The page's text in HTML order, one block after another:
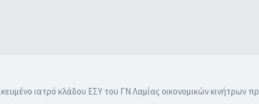
ιατρό κλάδου ΕΣΥ του ΓΝ Λαμίας οικονομικών κινήτρων